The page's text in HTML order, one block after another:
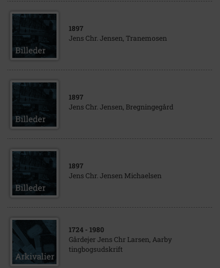
1897
Jens Chr. Jensen, Tranemosen
1897
Jens Chr. Jensen, Bregningegård
1897
Jens Chr. Jensen Michaelsen
1724 - 1980
Gårdejer Jens Chr Larsen, Aarby
tingbogsudskrift